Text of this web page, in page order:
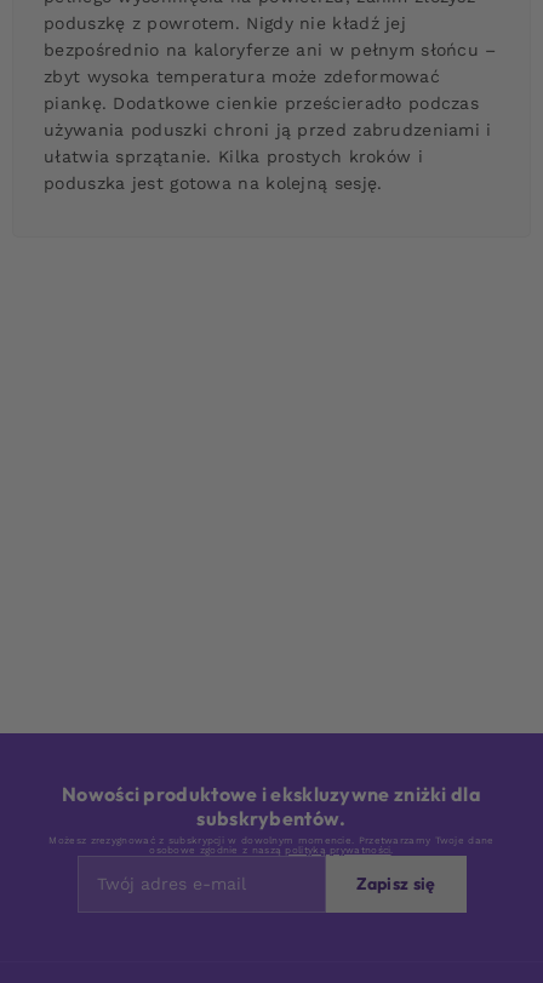
poduszkę z powrotem. Nigdy nie kładź jej
bezpośrednio na kaloryferze ani w pełnym słońcu –
zbyt wysoka temperatura może zdeformować
piankę. Dodatkowe cienkie prześcieradło podczas
używania poduszki chroni ją przed zabrudzeniami i
ułatwia sprzątanie. Kilka prostych kroków i
poduszka jest gotowa na kolejną sesję.
Nowości produktowe i ekskluzywne zniżki dla
subskrybentów.
Możesz zrezygnować z subskrypcji w dowolnym momencie. Przetwarzamy Twoje dane
osobowe zgodnie z naszą polityką prywatności .
Zapisz się